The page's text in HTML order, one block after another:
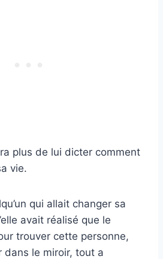
plus de lui dicter comment
vie.
qui allait changer sa
avait réalisé que le
trouver cette personne,
dans le miroir, tout a